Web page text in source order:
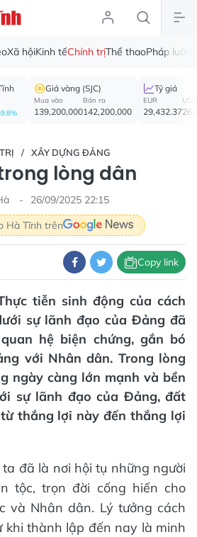
Xã hộiKinh tếChính trịThể thaoPháp luật
Giá vàng (SJC)
Mua vào
139,200,000
Bán ra
142,200,000
Tỷ giá
EUR
29,432.37
USD
XÂY DỰNG ĐẢNG
lòng dân
26/09/2025 22:15
Hà Tĩnh trên
Copy link
tiễn sinh động của cách
sự lãnh đạo của Đảng đã
hệ biện chứng, gắn bó
với Nhân dân. Trong lòng
ngày càng lớn mạnh và bền
sự lãnh đạo của Đảng, đất
thắng lợi này đến thắng lợi
đã là nơi hội tụ những người
tộc, trọn đời cống hiến cho
và Nhân dân. Lý tưởng cách
khi thành lập đến nay là minh